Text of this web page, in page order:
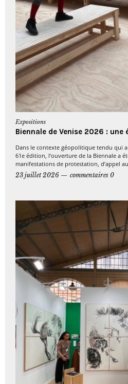
Expositions
Biennale de Venise 2026 :
Dans le contexte géopolitique tendu qui
61e édition, l’ouverture de la Biennale a
manifestations de protestation, d’appel
23 juillet 2026
commentaires 0